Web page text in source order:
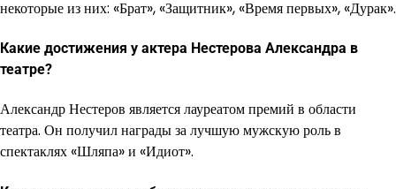
некоторые из них: «Брат», «Защитник», «Время первых», «Дурак».
Какие достижения у актера Нестерова Александра в
театре?
Александр Нестеров является лауреатом премий в области
театра. Он получил награды за лучшую мужскую роль в
спектаклях «Шляпа» и «Идиот».